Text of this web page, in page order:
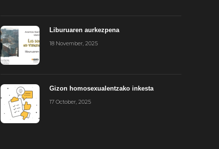
Liburuaren aurkezpena
18 November, 2025
Gizon homosexualentzako inkesta
17 October, 2025